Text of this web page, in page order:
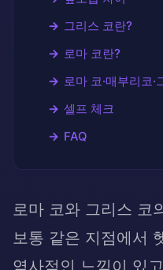
그리스 코란?
로마 코란?
로마 코·매부리코·
셀프 체크
FAQ
로마 코와 그리스 코
보통 같은 지점에서
역사적인 느낌이 있